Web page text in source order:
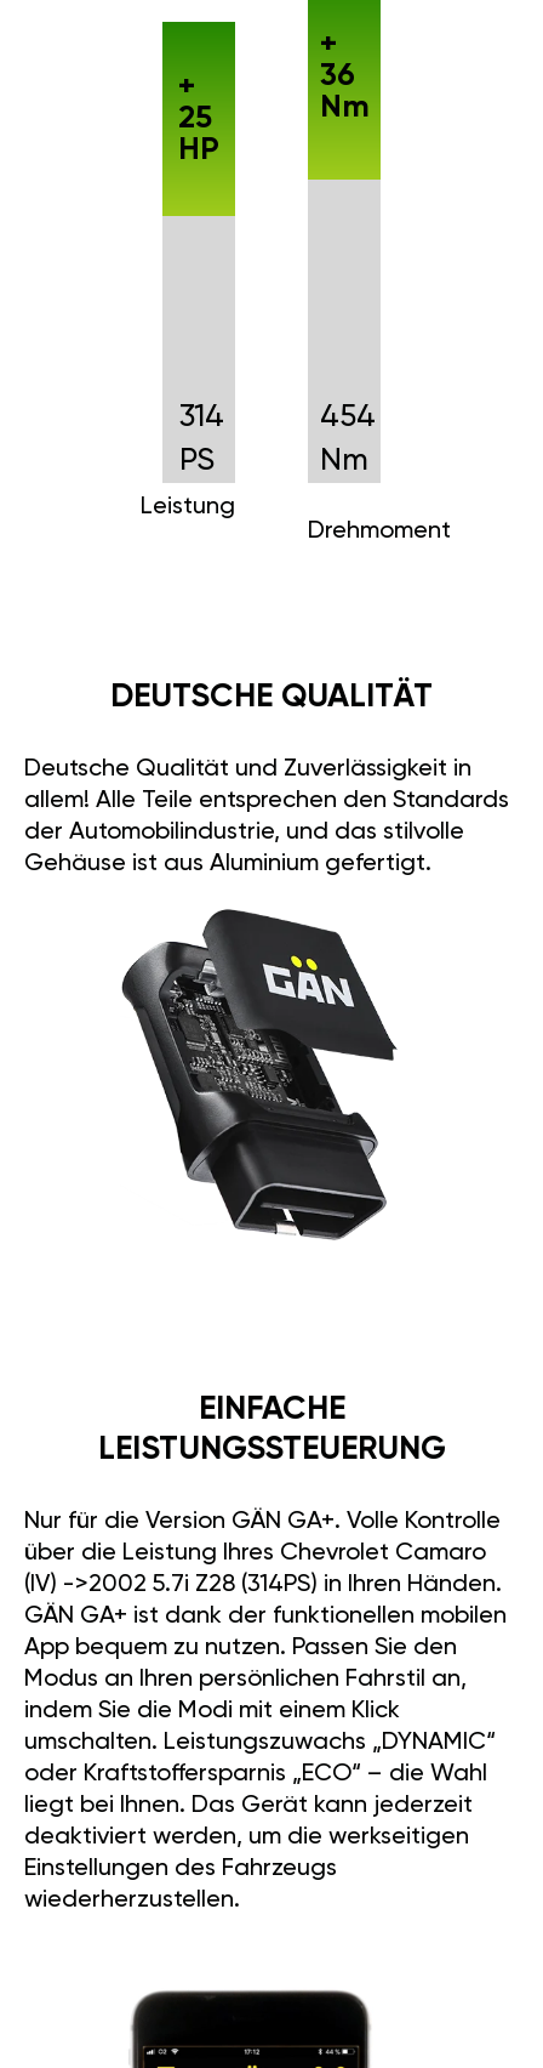
314
PS
Leistung
+
25
HP
454
Nm
Drehmoment
+
36
Nm
DEUTSCHE QUALITÄT
Deutsche Qualität und Zuverlässigkeit in
allem! Alle Teile entsprechen den Standards
der Automobilindustrie, und das stilvolle
Gehäuse ist aus Aluminium gefertigt.
EINFACHE
LEISTUNGSSTEUERUNG
Nur für die Version GÄN GA+. Volle Kontrolle
über die Leistung Ihres Chevrolet Camaro
(IV) ->2002 5.7i Z28 (314PS) in Ihren Händen.
GÄN GA+ ist dank der funktionellen mobilen
App bequem zu nutzen. Passen Sie den
Modus an Ihren persönlichen Fahrstil an,
indem Sie die Modi mit einem Klick
umschalten. Leistungszuwachs „DYNAMIC“
oder Kraftstoffersparnis „ECO“ – die Wahl
liegt bei Ihnen. Das Gerät kann jederzeit
deaktiviert werden, um die werkseitigen
Einstellungen des Fahrzeugs
wiederherzustellen.